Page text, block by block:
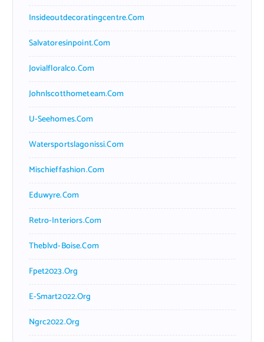
Insideoutdecoratingcentre.com
Salvatoresinpoint.com
Jovialfloralco.com
Johnlscotthometeam.com
U-Seehomes.com
Watersportslagonissi.com
Mischieffashion.com
Eduwyre.com
Retro-Interiors.com
Theblvd-Boise.com
Fpet2023.org
E-Smart2022.org
Ngrc2022.org